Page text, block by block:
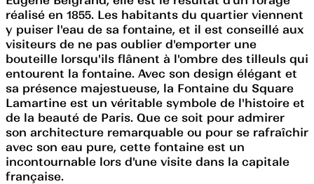
réalisé en 1855. Les habitants du quartier viennent
y puiser l'eau de sa fontaine, et il est conseillé aux
visiteurs de ne pas oublier d'emporter une
bouteille lorsqu'ils flânent à l'ombre des tilleuls qui
entourent la fontaine. Avec son design élégant et
sa présence majestueuse, la Fontaine du Square
Lamartine est un véritable symbole de l'histoire et
de la beauté de Paris. Que ce soit pour admirer
son architecture remarquable ou pour se rafraîchir
avec son eau pure, cette fontaine est un
incontournable lors d'une visite dans la capitale
française.